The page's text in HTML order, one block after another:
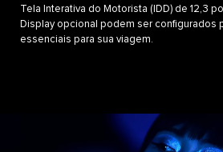
Tela Interativa do Motorista (IDD) de 12,3
Display opcional podem ser configurados
essenciais para sua viagem.